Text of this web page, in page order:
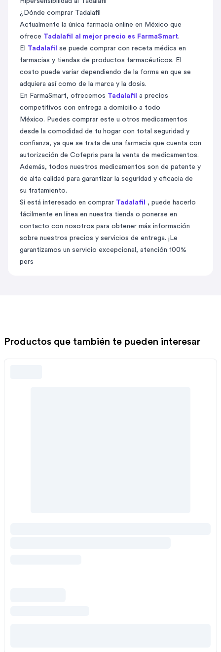
¿Dónde comprar Tadalafil
Actualmente la única farmacia online en México que
ofrece Tadalafil al mejor precio es FarmaSmart.
El Tadalafil
se puede comprar con receta médica en
farmacias y tiendas de productos farmacéuticos. El
costo puede variar dependiendo de la forma en que se
adquiera así como de la marca y la dosis.
En FarmaSmart, ofrecemos Tadalafil
a precios
competitivos con entrega a domicilio a todo
México. Puedes comprar este u otros medicamentos
desde la comodidad de tu hogar con total seguridad y
confianza, ya que se trata de una farmacia que cuenta con
autorización de Cofepris para la venta de medicamentos.
Además, todos nuestros medicamentos son de patente y
de alta calidad para garantizar la seguridad y eficacia de
su tratamiento.
Si está interesado en comprar Tadalafil
, puede hacerlo
fácilmente en línea en nuestra tienda o ponerse en
contacto con nosotros para obtener más información
sobre nuestros precios y servicios de entrega. ¡Le
garantizamos un servicio excepcional, atención 100%
pers
Productos que también te pueden interesar